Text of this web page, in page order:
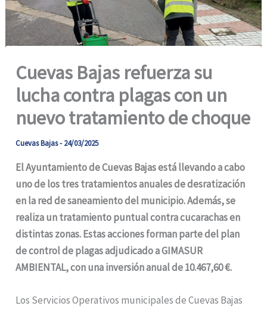
Cuevas Bajas refuerza su
lucha contra plagas con un
nuevo tratamiento de choque
Cuevas Bajas- 24/03/2025
El Ayuntamiento de Cuevas Bajas está llevando a cabo
uno de los tres tratamientos anuales de desratización
en la red de saneamiento del municipio. Además, se
realiza un tratamiento puntual contra cucarachas en
distintas zonas. Estas acciones forman parte del plan
de control de plagas adjudicado a GIMASUR
AMBIENTAL, con una inversión anual de 10.467,60 €.
Los Servicios Operativos municipales de Cuevas Bajas